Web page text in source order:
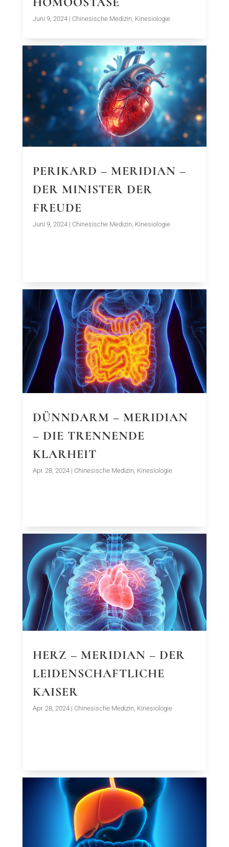
Juni 9, 2024| Chinesische Medizin, Kinesiologie
PERIKARD – MERIDIAN –
DER MINISTER DER
FREUDE
Juni 9, 2024| Chinesische Medizin, Kinesiologie
DÜNNDARM – MERIDIAN
– DIE TRENNENDE
KLARHEIT
Apr. 28, 2024| Chinesische Medizin, Kinesiologie
HERZ – MERIDIAN – DER
LEIDENSCHAFTLICHE
KAISER
Apr. 28, 2024| Chinesische Medizin, Kinesiologie